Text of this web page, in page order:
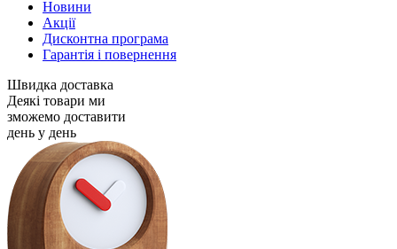
Новини
Акції
Дисконтна програма
Гарантія і повернення
Швидка доставка
Деякі товари ми
зможемо доставити
день у день